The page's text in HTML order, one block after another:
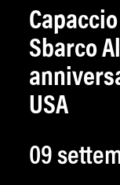
Sbarco
USA
09